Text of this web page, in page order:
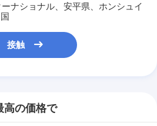
ナショナル、安平県、ホンシュイ
接触
高の価格で